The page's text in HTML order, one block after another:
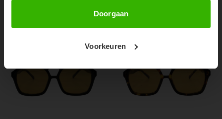
Doorgaan
Voorkeuren